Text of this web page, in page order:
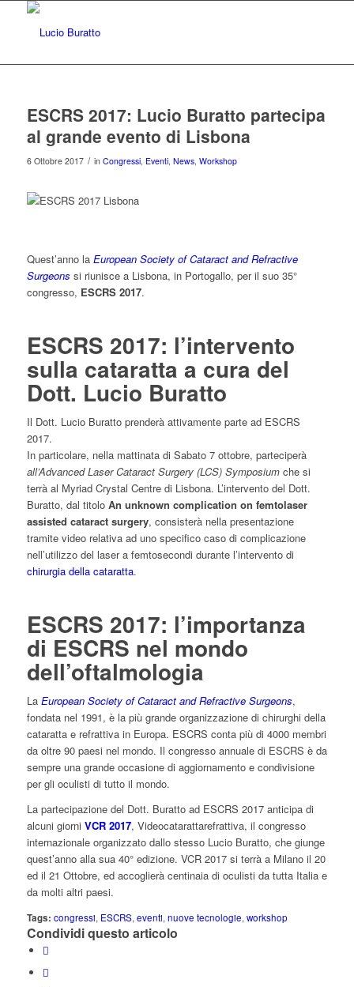
ESCRS 2017: Lucio Buratto partecipa
al grande evento di Lisbona
6 Ottobre 2017 / in Congressi, Eventi, News, Workshop
Quest’anno la European Society of Cataract and Refractive
Surgeons si riunisce a Lisbona, in Portogallo, per il suo 35°
congresso, ESCRS 2017.
ESCRS 2017: l’intervento
sulla cataratta a cura del
Dott. Lucio Buratto
Il Dott. Lucio Buratto prenderà attivamente parte ad ESCRS
2017.
In particolare, nella mattinata di Sabato 7 ottobre, parteciperà
all’Advanced Laser Cataract Surgery (LCS) Symposiumche si
terrà al Myriad Crystal Centre di Lisbona. L’intervento del Dott.
Buratto, dal titolo An unknown complication on femtolaser
assisted cataract surgery, consisterà nella presentazione
tramite video relativa ad uno specifico caso di complicazione
nell’utilizzo del laser a femtosecondi durante l’intervento di
chirurgia della cataratta.
ESCRS 2017: l’importanza
di ESCRS nel mondo
dell’oftalmologia
La European Society of Cataract and Refractive Surgeons,
fondata nel 1991, è la più grande organizzazione di chirurghi della
cataratta e refrattiva in Europa. ESCRS conta più di 4000 membri
da oltre 90 paesi nel mondo. Il congresso annuale di ESCRS è da
sempre una grande occasione di aggiornamento e condivisione
per gli oculisti di tutto il mondo.
La partecipazione del Dott. Buratto ad ESCRS 2017 anticipa di
alcuni giorni VCR 2017, Videocatarattarefrattiva, il congresso
internazionale organizzato dallo stesso Lucio Buratto, che giunge
quest’anno alla sua 40° edizione. VCR 2017 si terrà a Milano il 20
ed il 21 Ottobre, ed accoglierà centinaia di oculisti da tutta Italia e
da molti altri paesi.
Tags: congressi, ESCRS,eventi,nuove tecnologie,workshop
Condividi questo articolo